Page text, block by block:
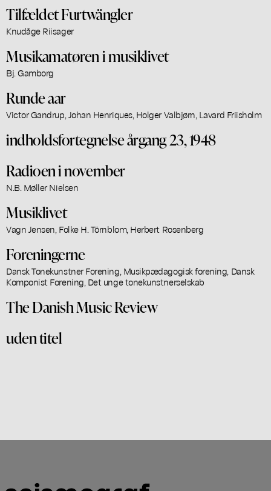
Tilfældet Furtwängler
Knudåge Riisager
Musikamatøren i musiklivet
Bj. Gamborg
Runde aar
Victor Gandrup, Johan Henriques, Holger Valbjørn, Lavard Friisholm
indholdsfortegnelse årgang 23, 1948
Radioen i november
N.B. Møller Nielsen
Musiklivet
Vagn Jensen, Folke H. Törnblom, Herbert Rosenberg
Foreningerne
Dansk Tonekunstner Forening, Musikpædagogisk forening, Dansk
Komponist Forening, Det unge tonekunstnerselskab
The Danish Music Review
uden titel